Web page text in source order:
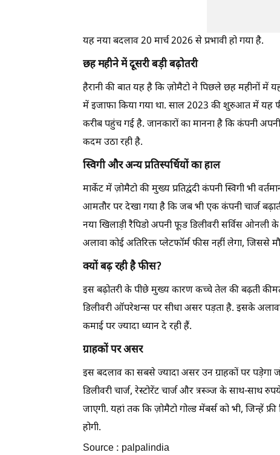
यह नया बदलाव 20 मार्च 2026 से प्रभावी हो गया है.
छह महीने में दूसरी बड़ी बढ़ोतरी
हैरानी की बात यह है कि ज़ोमैटो ने पिछले छह महीनों
में इजाफा किया गया था. साल 2023 की शुरुआत में
करीब पहुंच गई है. जानकारों का मानना है कि कंपनी
कदम उठा रही है.
स्विगी और अन्य प्रतिस्पर्धियों का हाल
मार्केट में ज़ोमैटो की मुख्य प्रतिद्वंदी कंपनी स्विगी भी
आमतौर पर देखा गया है कि जब भी एक कंपनी चार्ज
नया खिलाड़ी रैपिडो अपनी फूड डिलीवरी सर्विस ओनली
अलावा कोई अतिरिक्त प्लेटफॉर्म फीस नहीं लेगा, जिससे
क्यों बढ़ रही है फीस?
इस बढ़ोतरी के पीछे मुख्य कारण कच्चे तेल की बढ़ती
डिलीवरी ऑपरेशन्स पर सीधा असर पड़ता है. इसके
कमाई पर ज्यादा ध्यान दे रही हैं.
ग्राहकों पर असर
इस बदलाव का सबसे ज्यादा असर उन ग्राहकों पर
डिलीवरी चार्ज, रेस्टोरेंट चार्ज और त्रस्ञ्ज के साथ-
जाएगी. यहां तक कि ज़ोमैटो गोल्ड मेंबर्स को भी, जिन्हें
होगी.
Source : palpalindia